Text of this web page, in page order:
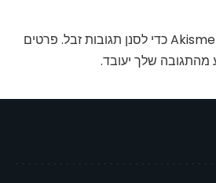
פרטים
מהתגובה שלך יעובד.